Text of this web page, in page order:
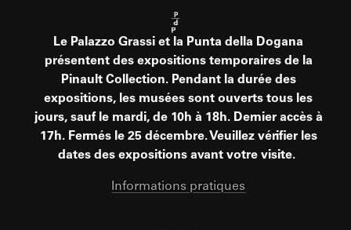
Le Palazzo Grassi et la Punta della Dogana
présentent des expositions temporaires de la
Pinault Collection. Pendant la durée des
expositions, les musées sont ouverts tous les
jours, sauf le mardi, de 10h à 18h. Dernier accès à
17h. Fermés le 25 décembre. Veuillez vérifier les
dates des expositions avant votre visite.
Informations pratiques